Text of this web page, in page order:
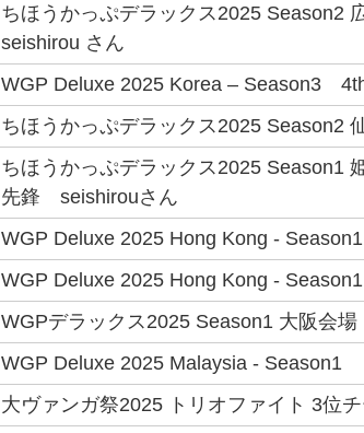
ちほうかっぷデラックス2025 Season2
seishirou さん
WGP Deluxe 2025 Korea – Season3
ちほうかっぷデラックス2025 Season2
ちほうかっぷデラックス2025 Season1
先鋒 seishirouさん
WGP Deluxe 2025 Hong Kong -
WGP Deluxe 2025 Hong Kong -
WGPデラックス2025 Season1 大阪会
WGP Deluxe 2025 Malaysia - Season1
大ヴァンガ祭2025 トリオファイト 3